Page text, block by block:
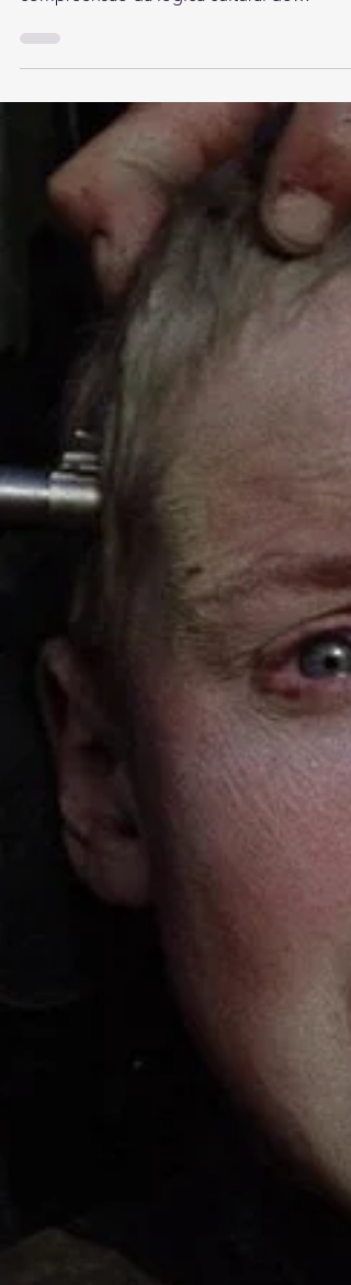
Filme explicita as contradições do discurso
politicamente correto, chave para a
compreensão da lógica cultural do
capitalismo tardio.